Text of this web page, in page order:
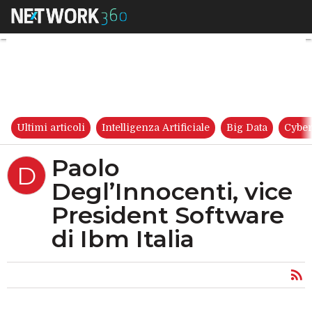
Paolo Degl’Innocenti, vice
Ultimi articoli Intelligenza Artificiale Big Data
D
Paolo
Degl’Innocenti, vice
President Software
di Ibm Italia